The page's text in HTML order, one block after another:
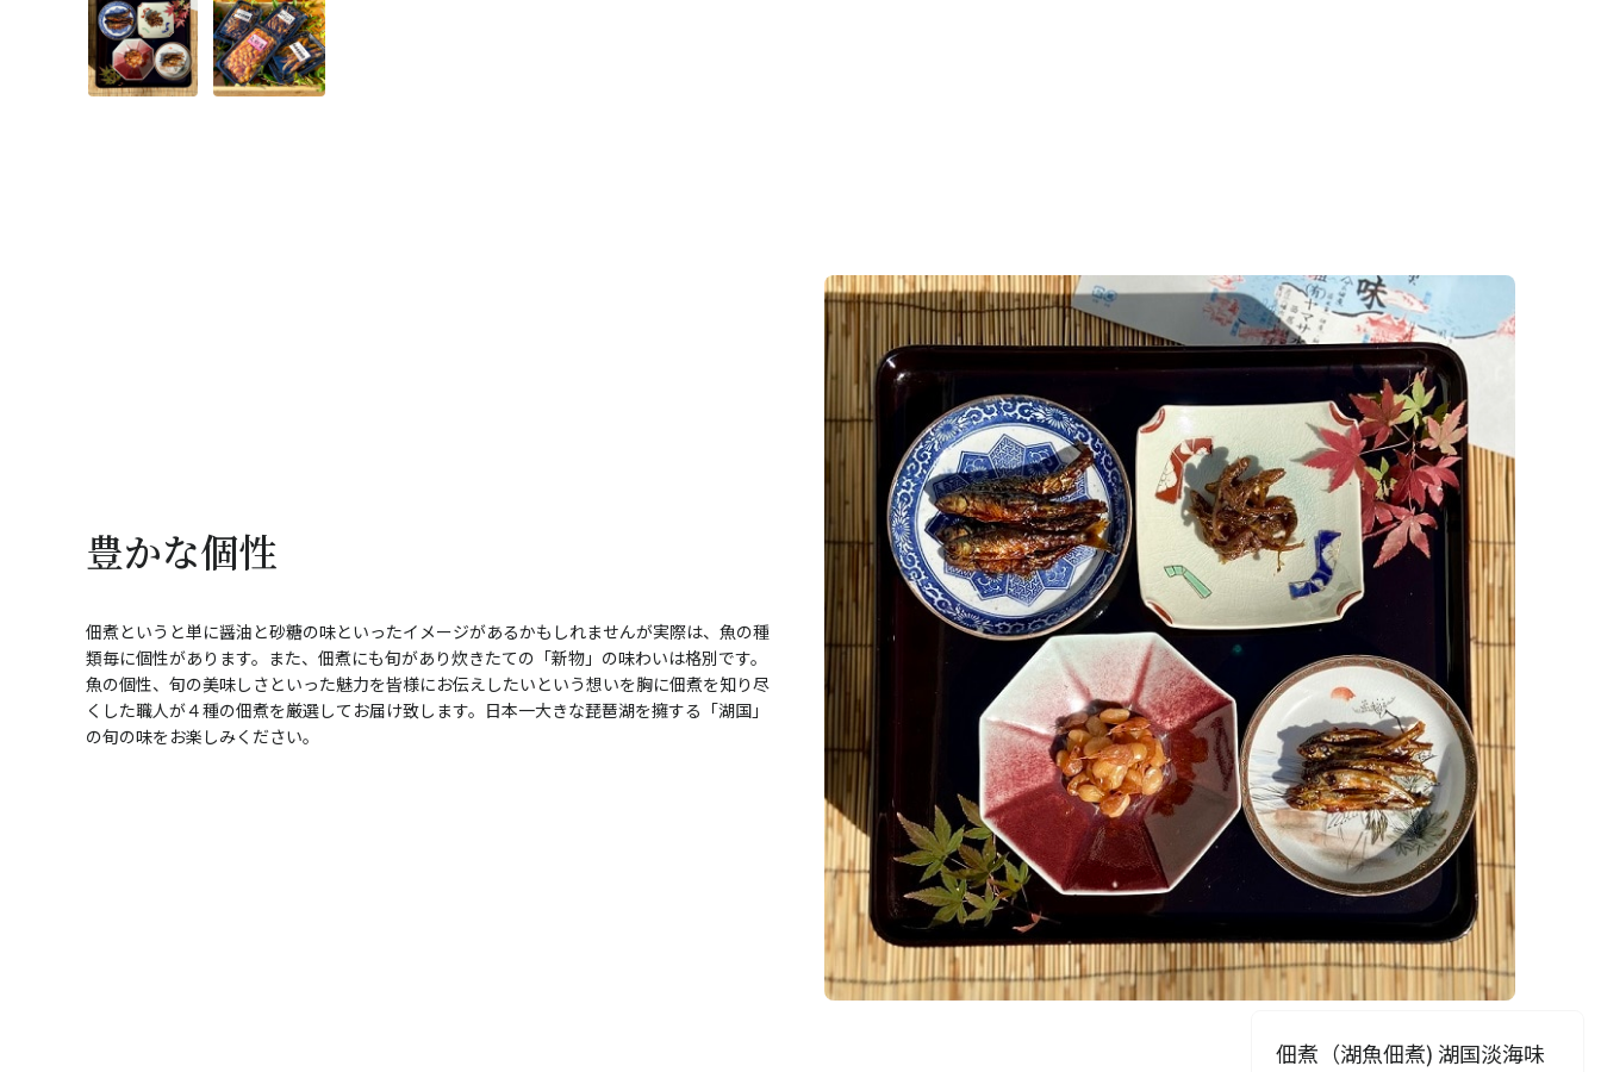
佃煮（湖魚佃煮) 湖国淡海味
豊かな個性
佃煮というと単に醤油と砂糖の味といったイメージがあるかもしれませんが実際は、魚の種
類毎に個性があります。また、佃煮にも旬があり炊きたての「新物」の味わいは格別です。
魚の個性、旬の美味しさといった魅力を皆様にお伝えしたいという想いを胸に佃煮を知り尽
くした職人が４種の佃煮を厳選してお届け致します。日本一大きな琵琶湖を擁する「湖国」
の旬の味をお楽しみください。